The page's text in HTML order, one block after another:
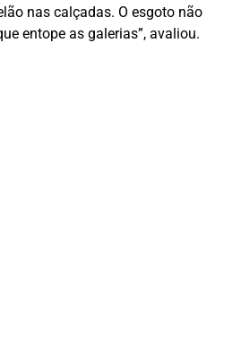
nas calçadas. O esgoto não
entope as galerias”, avaliou.